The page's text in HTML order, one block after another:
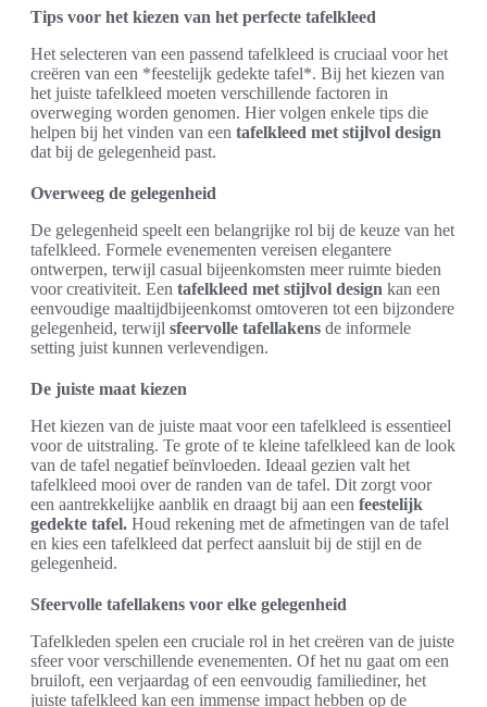
Tips voor het kiezen van het perfecte tafelkleed
Het selecteren van een passend tafelkleed is cruciaal voor het
creëren van een *feestelijk gedekte tafel*. Bij het kiezen van
het juiste tafelkleed moeten verschillende factoren in
overweging worden genomen. Hier volgen enkele tips die
helpen bij het vinden van een tafelkleed met stijlvol design
dat bij de gelegenheid past.
Overweeg de gelegenheid
De gelegenheid speelt een belangrijke rol bij de keuze van het
tafelkleed. Formele evenementen vereisen elegantere
ontwerpen, terwijl casual bijeenkomsten meer ruimte bieden
voor creativiteit. Een tafelkleed met stijlvol design kan een
eenvoudige maaltijdbijeenkomst omtoveren tot een bijzondere
gelegenheid, terwijl sfeervolle tafellakens de informele
setting juist kunnen verlevendigen.
De juiste maat kiezen
Het kiezen van de juiste maat voor een tafelkleed is essentieel
voor de uitstraling. Te grote of te kleine tafelkleed kan de look
van de tafel negatief beïnvloeden. Ideaal gezien valt het
tafelkleed mooi over de randen van de tafel. Dit zorgt voor
een aantrekkelijke aanblik en draagt bij aan een feestelijk
gedekte tafel. Houd rekening met de afmetingen van de tafel
en kies een tafelkleed dat perfect aansluit bij de stijl en de
gelegenheid.
Sfeervolle tafellakens voor elke gelegenheid
Tafelkleden spelen een cruciale rol in het creëren van de juiste
sfeer voor verschillende evenementen. Of het nu gaat om een
bruiloft, een verjaardag of een eenvoudig familiediner, het
juiste tafelkleed kan een immense impact hebben op de